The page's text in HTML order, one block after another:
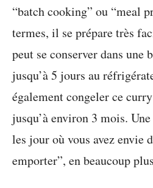
“batch cooking” ou “meal
termes, il se prépare très
peut se conserver dans une
jusqu’à 5 jours au
également congeler ce
jusqu’à environ 3 mois.
les jour où vous avez envie
emporter”, en beaucoup